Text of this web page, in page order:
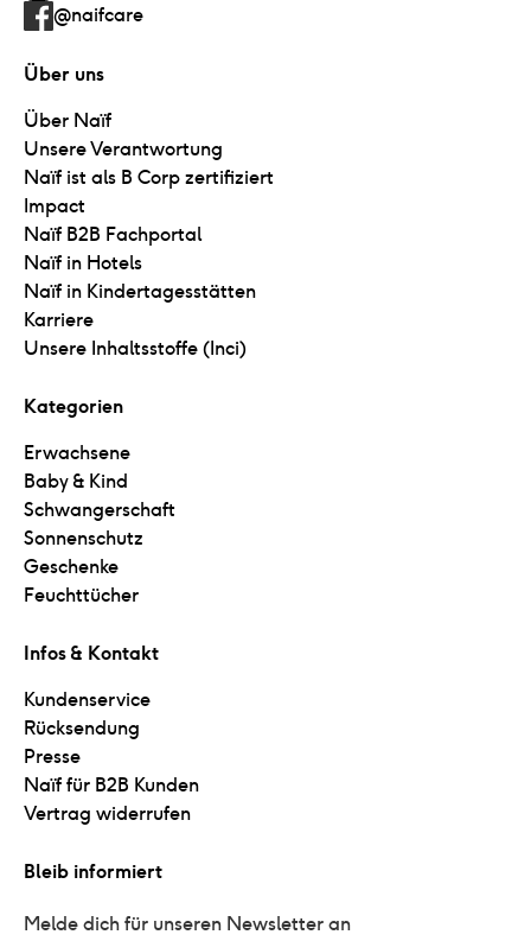
@naifcare
Über uns
Über Naïf
Unsere Verantwortung
Naïf ist als B Corp zertifiziert
Impact
Naïf B2B Fachportal
Naïf in Hotels
Naïf in Kindertagesstätten
Karriere
Unsere Inhaltsstoffe (Inci)
Kategorien
Erwachsene
Baby & Kind
Schwangerschaft
Sonnenschutz
Geschenke
Feuchttücher
Infos & Kontakt
Kundenservice
Rücksendung
Presse
Naïf für B2B Kunden
Vertrag widerrufen
Bleib informiert
Melde dich für unseren Newsletter an